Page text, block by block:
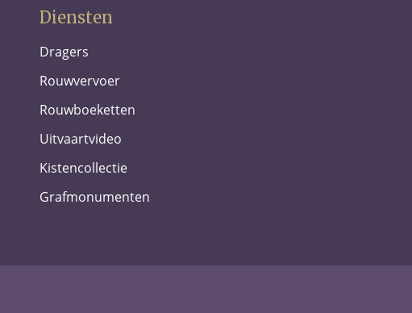
Diensten
Dragers
Rouwvervoer
Rouwboeketten
Uitvaartvideo
Kistencollectie
Grafmonumenten